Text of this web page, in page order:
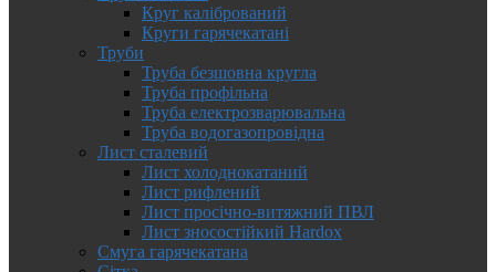
Круг калібрований
Круги гарячекатані
Труби
Труба безшовна кругла
Труба профільна
Труба електрозварювальна
Труба водогазопровідна
Лист сталевий
Лист холоднокатаний
Лист рифлений
Лист просічно-витяжний ПВЛ
Лист зносостійкий Hardox
Смуга гарячекатана